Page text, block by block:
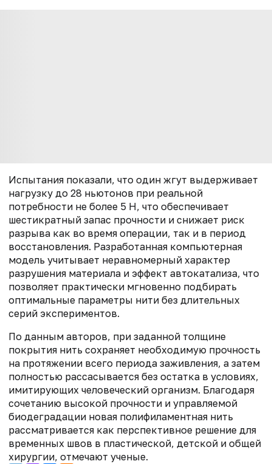
Испытания показали, что один жгут выдерживает
нагрузку до 28 ньютонов при реальной
потребности не более 5 Н, что обеспечивает
шестикратный запас прочности и снижает риск
разрыва как во время операции, так и в период
восстановления. Разработанная компьютерная
модель учитывает неравномерный характер
разрушения материала и эффект автокатализа, что
позволяет практически мгновенно подбирать
оптимальные параметры нити без длительных
серий экспериментов.
По данным авторов, при заданной толщине
покрытия нить сохраняет необходимую прочность
на протяжении всего периода заживления, а затем
полностью рассасывается без остатка в условиях,
имитирующих человеческий организм. Благодаря
сочетанию высокой прочности и управляемой
биодеградации новая полифиламентная нить
рассматривается как перспективное решение для
временных швов в пластической, детской и общей
хирургии, отмечают ученые.